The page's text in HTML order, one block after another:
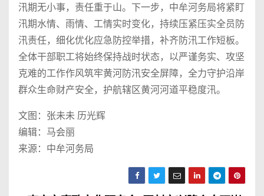
汛期无小事，责任重于山。下一步，中牟河务局将紧盯
汛期水情、雨情、工情实时变化，持续压紧压实全员防
汛责任，细化优化应急防控举措，补齐防汛工作短板。
全体干部职工将始终保持战时状态，以严谨务实、攻坚
克难的工作作风筑牢黄河防汛安全屏障，全力守护沿岸
群众生命财产安全，护航辖区黄河河道平稳度汛。
文图：张未未 历光辉
编辑：马会丽
来源：中牟河务局